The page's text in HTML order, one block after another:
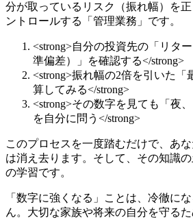
分が取っているリスク（振れ幅）を
ントロールする「管理業務」です。
<strong>自分の投資先の「リタ
準偏差）」を確認する</strong>
<strong>振れ幅の2倍を引いた
算してみる</strong>
<strong>その数字を見ても「夜
を自分に問う</strong>
このプロセスを一度踏むだけで、あ
は消え去ります。そして、その知識
の学習です。
「数字に強くなる」ことは、冷徹に
ん。大切な家族や将来の自分を守る